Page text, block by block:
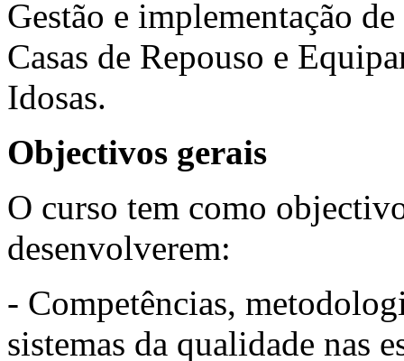
Gestão e implementação
Casas de Repouso e
Idosas.
Objectivos gerais
O curso tem como
desenvolverem:
- Competências,
sistemas da qualidade nas